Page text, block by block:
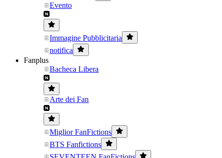
Evento
Immagine Pubblicitaria
notifica
Fanplus
Bacheca Libera
Arte dei Fan
Miglior FanFictions
BTS Fanfictions